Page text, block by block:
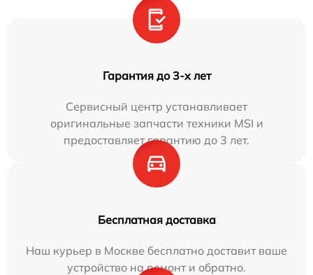
Гарантия до 3-х лет
Сервисный центр устанавливает
оригинальные запчасти техники MSI и
предоставляет гарантию до 3 лет.
Бесплатная доставка
Наш курьер в Москве бесплатно доставит ваше
устройство на ремонт и обратно.